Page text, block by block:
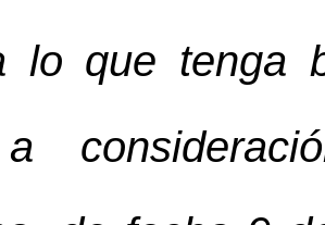
lo que tenga